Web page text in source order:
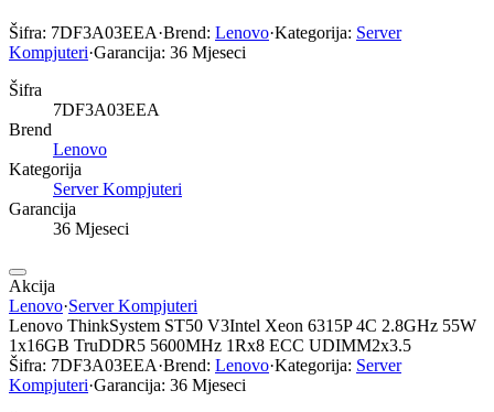
Šifra: 7DF3A03EEA·Brend: Lenovo·Kategorija: Server
Kompjuteri·Garancija: 36 Mjeseci
Šifra
7DF3A03EEA
Brend
Lenovo
Kategorija
Server Kompjuteri
Garancija
36 Mjeseci
Akcija
Lenovo·Server Kompjuteri
Lenovo ThinkSystem ST50 V3Intel Xeon 6315P 4C 2.8GHz 55W
1x16GB TruDDR5 5600MHz 1Rx8 ECC UDIMM2x3.5
Šifra: 7DF3A03EEA·Brend: Lenovo·Kategorija: Server
Kompjuteri·Garancija: 36 Mjeseci